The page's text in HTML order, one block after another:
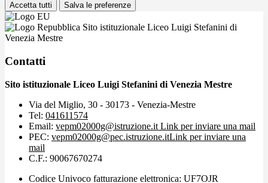
Accetta tutti Salva le preferenze
Sito istituzionale Liceo Luigi Stefanini di
Venezia Mestre
Contatti
Sito istituzionale Liceo Luigi Stefanini di Venezia Mestre
Via del Miglio, 30 - 30173 - Venezia-Mestre
Tel: 041611574
Email: vepm02000g@istruzione.it Link per inviare una mail
PEC: vepm02000g@pec.istruzione.itLink per inviare una
mail
C.F.: 90067670274
Codice Univoco fatturazione elettronica: UF7OJR